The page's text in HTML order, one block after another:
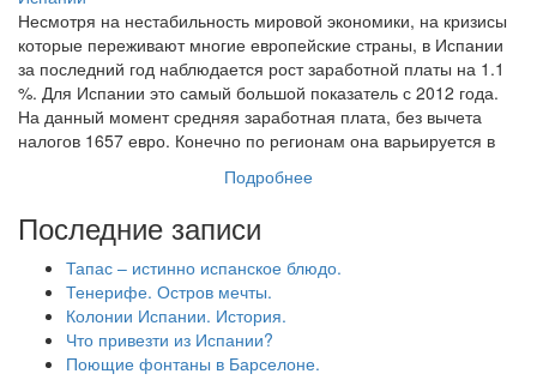
Несмотря на нестабильность мировой экономики, на кризисы
которые переживают многие европейские страны, в Испании
за последний год наблюдается рост заработной платы на 1.1
%. Для Испании это самый большой показатель с 2012 года.
На данный момент средняя заработная плата, без вычета
налогов 1657 евро. Конечно по регионам она варьируется в
Подробнее
Последние записи
Тапас – истинно испанское блюдо.
Тенерифе. Остров мечты.
Колонии Испании. История.
Что привезти из Испании?
Поющие фонтаны в Барселоне.